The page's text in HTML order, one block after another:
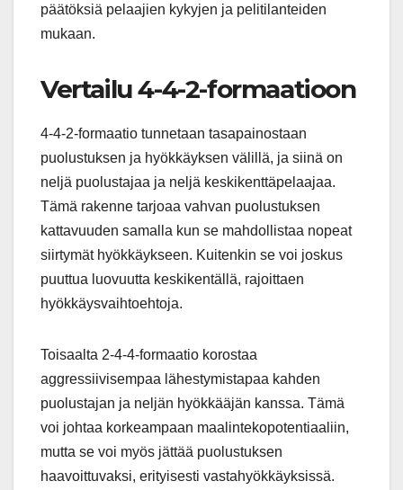
päätöksiä pelaajien kykyjen ja pelitilanteiden
mukaan.
Vertailu 4-4-2-formaatioon
4-4-2-formaatio tunnetaan tasapainostaan
puolustuksen ja hyökkäyksen välillä, ja siinä on
neljä puolustajaa ja neljä keskikenttäpelaajaa.
Tämä rakenne tarjoaa vahvan puolustuksen
kattavuuden samalla kun se mahdollistaa nopeat
siirtymät hyökkäykseen. Kuitenkin se voi joskus
puuttua luovuutta keskikentällä, rajoittaen
hyökkäysvaihtoehtoja.
Toisaalta 2-4-4-formaatio korostaa
aggressiivisempaa lähestymistapaa kahden
puolustajan ja neljän hyökkääjän kanssa. Tämä
voi johtaa korkeampaan maalintekopotentiaaliin,
mutta se voi myös jättää puolustuksen
haavoittuvaksi, erityisesti vastahyökkäyksissä.